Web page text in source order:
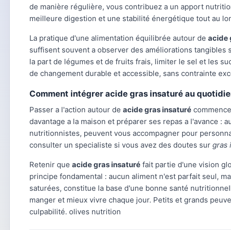
de manière régulière, vous contribuez a un apport
meilleure digestion et une stabilité énergétique tout au
La pratique d'une alimentation équilibrée autour de acide
suffisent souvent a observer des améliorations
la part de légumes et de fruits frais, limiter le sel et les
de changement durable et accessible, sans contrainte
Comment intégrer acide gras insaturé au
Passer a l'action autour de acide gras insaturé
davantage a la maison et préparer ses repas a l'avance
nutritionnistes, peuvent vous accompagner pour
consulter un specialiste si vous avez des doutes sur gras
Retenir que acide gras insaturé fait partie d'une vision
principe fondamental : aucun aliment n'est parfait seul,
saturées, constitue la base d'une bonne santé
manger et mieux vivre chaque jour. Petits et grands
culpabilité. olives nutrition